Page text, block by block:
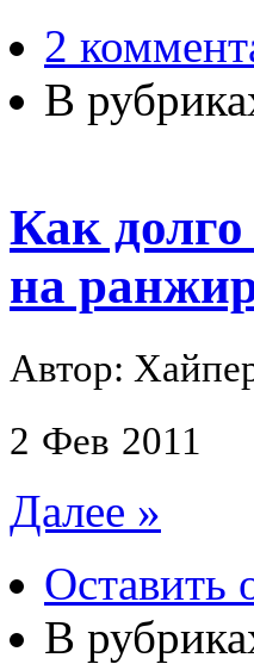
2
В
Как
на
Автор:
2 Фев 2011
Далее »
Оставить
В